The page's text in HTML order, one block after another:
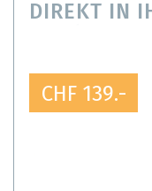
DIREKT IN
CHF 139.-